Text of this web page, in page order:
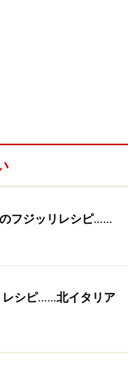
10g
適量
フジッリレシピ……
レシピ……北イタリア